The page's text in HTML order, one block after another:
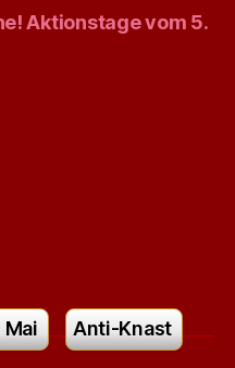
Aktionstage vom 5.
Mai Anti-Knast